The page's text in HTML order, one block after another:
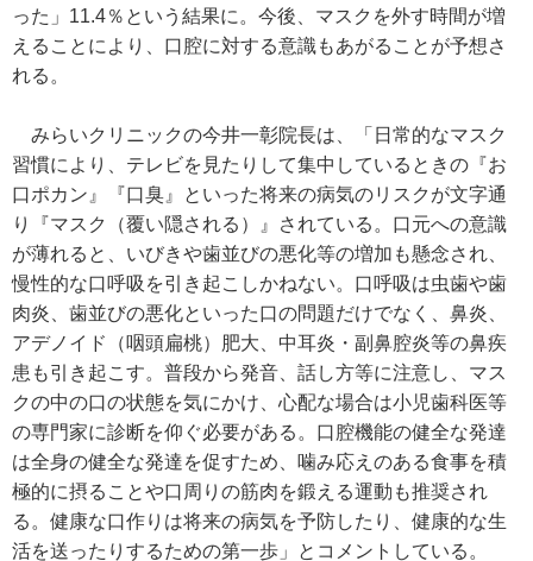
った」11.4％という結果に。今後、マスクを外す時間が増
えることにより、口腔に対する意識もあがることが予想さ
れる。
みらいクリニックの今井一彰院長は、「日常的なマスク
習慣により、テレビを見たりして集中しているときの『お
口ポカン』『口臭』といった将来の病気のリスクが文字通
り『マスク（覆い隠される）』されている。口元への意識
が薄れると、いびきや歯並びの悪化等の増加も懸念され、
慢性的な口呼吸を引き起こしかねない。口呼吸は虫歯や歯
肉炎、歯並びの悪化といった口の問題だけでなく、鼻炎、
アデノイド（咽頭扁桃）肥大、中耳炎・副鼻腔炎等の鼻疾
患も引き起こす。普段から発音、話し方等に注意し、マス
クの中の口の状態を気にかけ、心配な場合は小児歯科医等
の専門家に診断を仰ぐ必要がある。口腔機能の健全な発達
は全身の健全な発達を促すため、噛み応えのある食事を積
極的に摂ることや口周りの筋肉を鍛える運動も推奨され
る。健康な口作りは将来の病気を予防したり、健康的な生
活を送ったりするための第一歩」とコメントしている。